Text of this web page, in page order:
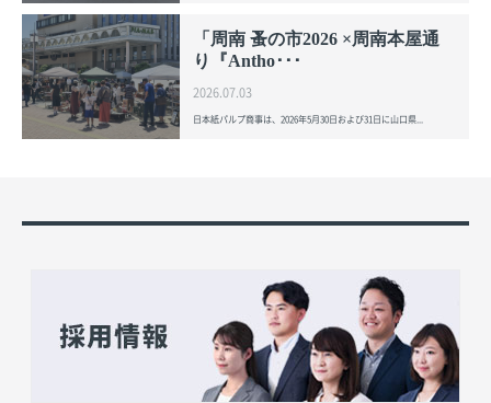
「周南 蚤の市2026 ×周南本屋通
り『Antho･･･
2026.07.03
日本紙パルプ商事は、2026年5月30日および31日に山口県...